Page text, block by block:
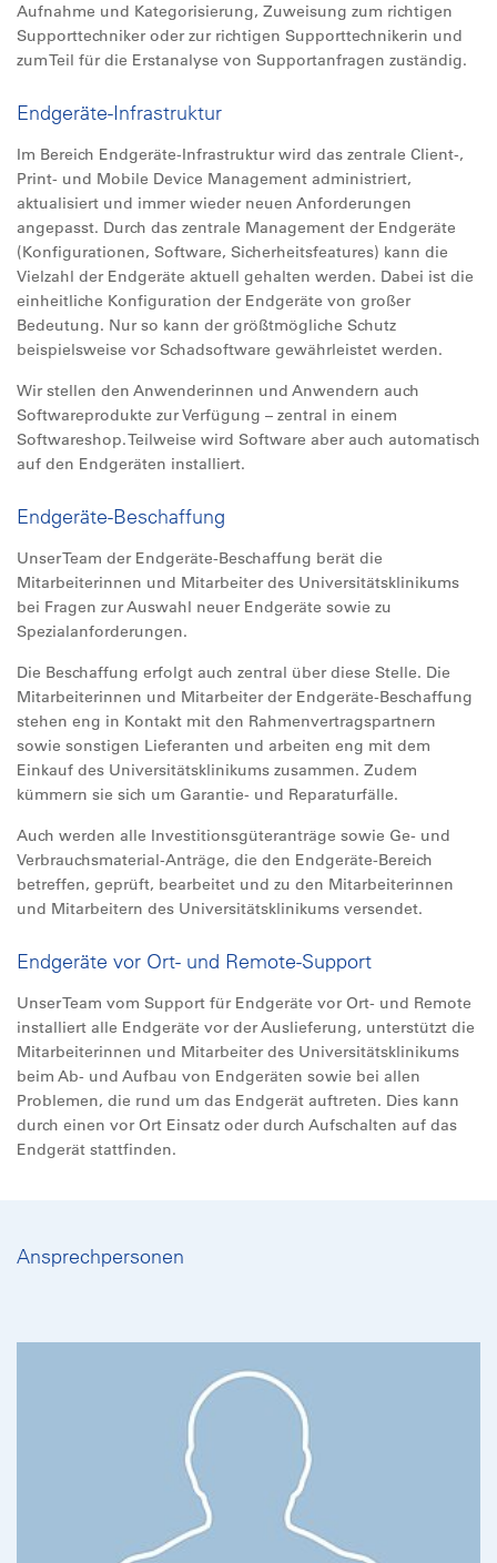
Aufnahme und Kategorisierung, Zuweisung zum richtigen
Supporttechniker oder zur richtigen Supporttechnikerin und
zum Teil für die Erstanalyse von Supportanfragen zuständig.
Endgeräte-Infrastruktur
Im Bereich Endgeräte-Infrastruktur wird das zentrale Client-,
Print- und Mobile Device Management administriert,
aktualisiert und immer wieder neuen Anforderungen
angepasst. Durch das zentrale Management der Endgeräte
(Konfigurationen, Software, Sicherheitsfeatures) kann die
Vielzahl der Endgeräte aktuell gehalten werden. Dabei ist die
einheitliche Konfiguration der Endgeräte von großer
Bedeutung. Nur so kann der größtmögliche Schutz
beispielsweise vor Schadsoftware gewährleistet werden.
Wir stellen den Anwenderinnen und Anwendern auch
Softwareprodukte zur Verfügung – zentral in einem
Softwareshop. Teilweise wird Software aber auch automatisch
auf den Endgeräten installiert.
Endgeräte-Beschaffung
Unser Team der Endgeräte-Beschaffung berät die
Mitarbeiterinnen und Mitarbeiter des Universitätsklinikums
bei Fragen zur Auswahl neuer Endgeräte sowie zu
Spezialanforderungen.
Die Beschaffung erfolgt auch zentral über diese Stelle. Die
Mitarbeiterinnen und Mitarbeiter der Endgeräte-Beschaffung
stehen eng in Kontakt mit den Rahmenvertragspartnern
sowie sonstigen Lieferanten und arbeiten eng mit dem
Einkauf des Universitätsklinikums zusammen. Zudem
kümmern sie sich um Garantie- und Reparaturfälle.
Auch werden alle Investitionsgüteranträge sowie Ge- und
Verbrauchsmaterial-Anträge, die den Endgeräte-Bereich
betreffen, geprüft, bearbeitet und zu den Mitarbeiterinnen
und Mitarbeitern des Universitätsklinikums versendet.
Endgeräte vor Ort- und Remote-Support
Unser Team vom Support für Endgeräte vor Ort- und Remote
installiert alle Endgeräte vor der Auslieferung, unterstützt die
Mitarbeiterinnen und Mitarbeiter des Universitätsklinikums
beim Ab- und Aufbau von Endgeräten sowie bei allen
Problemen, die rund um das Endgerät auftreten. Dies kann
durch einen vor Ort Einsatz oder durch Aufschalten auf das
Endgerät stattfinden.
Ansprechpersonen